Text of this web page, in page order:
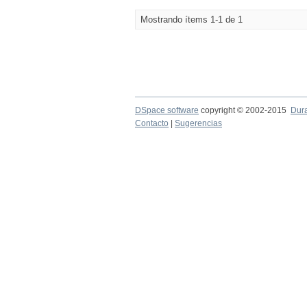
Mostrando ítems 1-1 de 1
DSpace software copyright © 2002-2015
Contacto
Sugerencias